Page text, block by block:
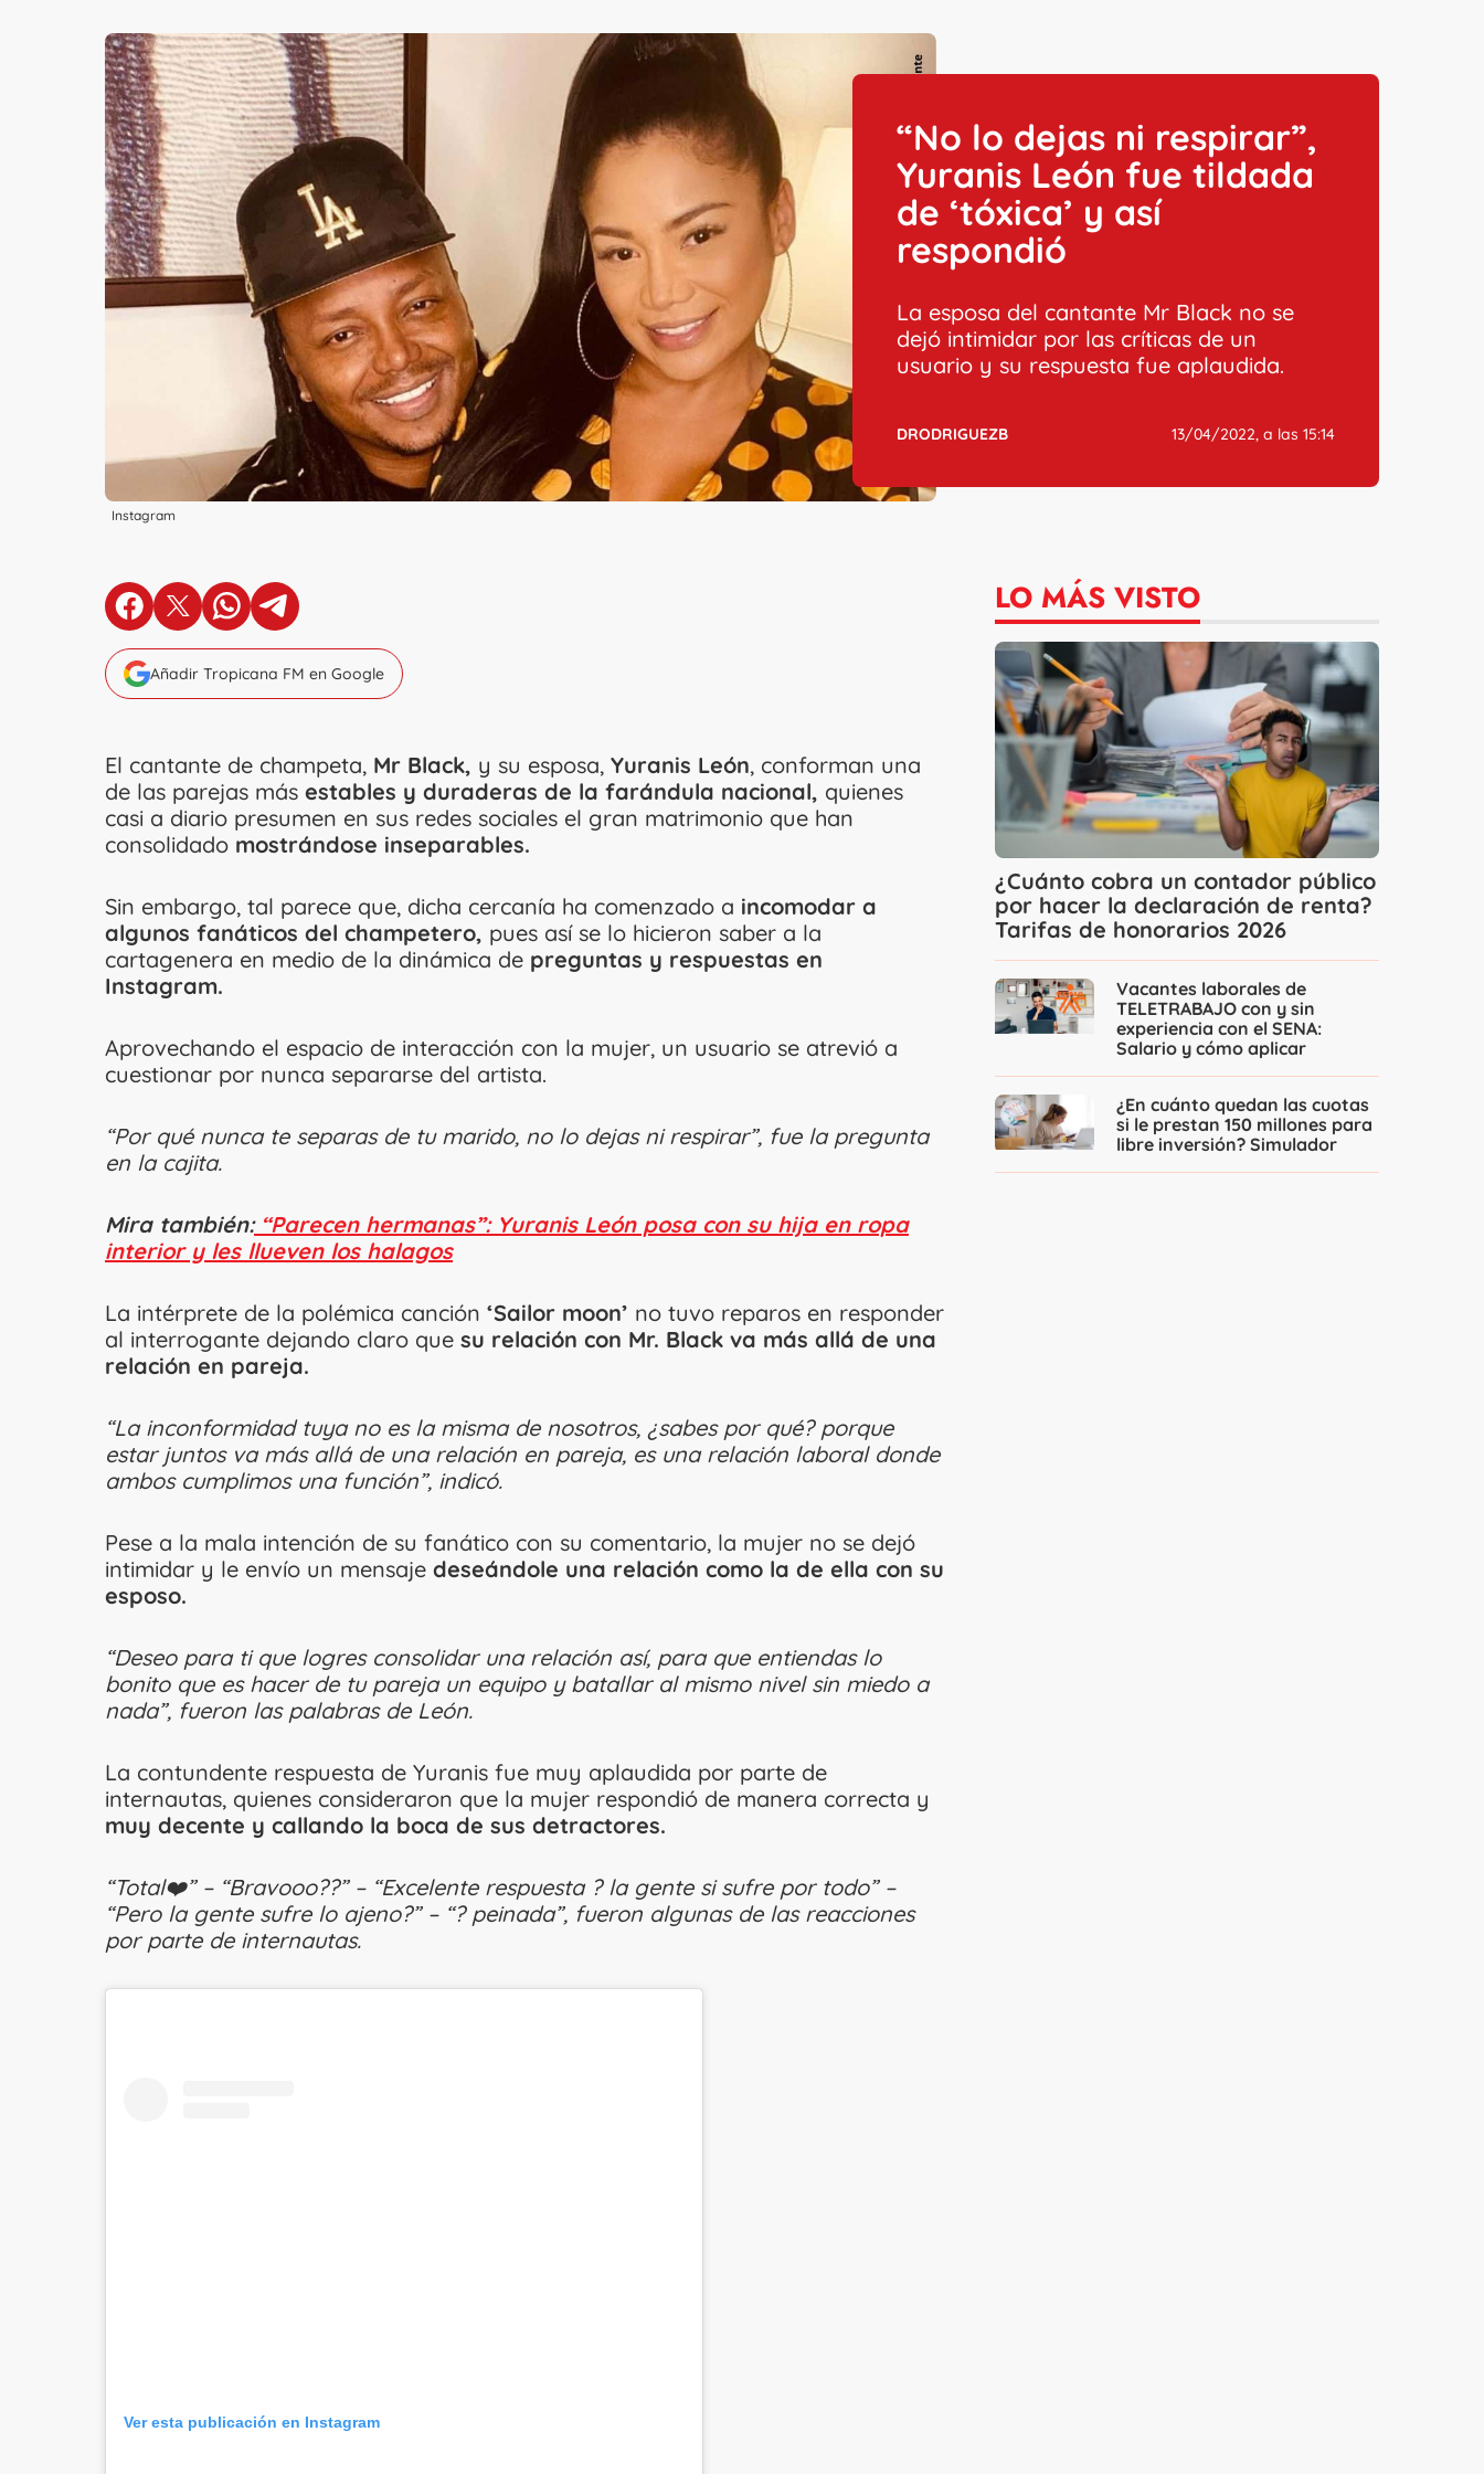
Instagram
“No lo dejas ni respirar”,
Yuranis León fue tildada
de ‘tóxica’ y así
respondió
La esposa del cantante Mr Black no se
dejó intimidar por las críticas de un
usuario y su respuesta fue aplaudida.
DRODRIGUEZB 13/04/2022, a las 15:14
en Facebook
en X en Whatsapp
en Telegram
Añadir Tropicana FM en Google
El cantante de champeta, Mr Black, y su esposa, Yuranis León, conforman una
de las parejas más estables y duraderas de la farándula nacional, quienes
casi a diario presumen en sus redes sociales el gran matrimonio que han
consolidado mostrándose inseparables.
Sin embargo, tal parece que, dicha cercanía ha comenzado a incomodar a
algunos fanáticos del champetero, pues así se lo hicieron saber a la
cartagenera en medio de la dinámica de preguntas y respuestas en
Instagram.
Aprovechando el espacio de interacción con la mujer, un usuario se atrevió a
cuestionar por nunca separarse del artista.
“Por qué nunca te separas de tu marido, no lo dejas ni respirar”, fue la pregunta
en la cajita.
Mira también:“Parecen hermanas”: Yuranis León posa con su hija en ropa
interior y les llueven los halagos
La intérprete de la polémica canción ‘Sailor moon’ no tuvo reparos en responder
al interrogante dejando claro que su relación con Mr. Black va más allá de una
relación en pareja.
“La inconformidad tuya no es la misma de nosotros, ¿sabes por qué? porque
estar juntos va más allá de una relación en pareja, es una relación laboral donde
ambos cumplimos una función”, indicó.
Pese a la mala intención de su fanático con su comentario, la mujer no se dejó
intimidar y le envío un mensaje deseándole una relación como la de ella con su
esposo.
“Deseo para ti que logres consolidar una relación así, para que entiendas lo
bonito que es hacer de tu pareja un equipo y batallar al mismo nivel sin miedo a
nada”, fueron las palabras de León.
La contundente respuesta de Yuranis fue muy aplaudida por parte de
internautas, quienes consideraron que la mujer respondió de manera correcta y
muy decente y callando la boca de sus detractores.
“Total❤️” – “Bravooo??” – “Excelente respuesta ? la gente si sufre por todo” –
“Pero la gente sufre lo ajeno?” – “? peinada”, fueron algunas de las reacciones
por parte de internautas.
Ver esta publicación en Instagram
LO MÁS VISTO
¿Cuánto cobra un contador público
por hacer la declaración de renta?
Tarifas de honorarios 2026
Vacantes laborales de
TELETRABAJO con y sin
experiencia con el SENA:
Salario y cómo aplicar
¿En cuánto quedan las cuotas
si le prestan 150 millones para
libre inversión? Simulador